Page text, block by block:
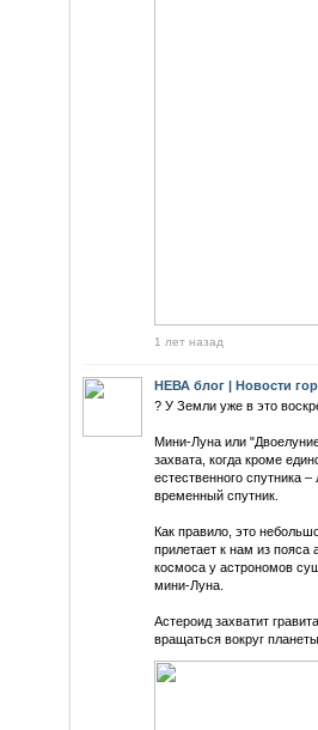
1 лет назад
НЕВА блог | Новости
? У Земли уже в это
Мини-Луна или
захвата, когда кроме
естественного спутника
временный спутник.
Как правило, это
прилетает к нам из пояса
космоса у астрономов
мини-Луна.
Астероид захватит
вращаться вокруг